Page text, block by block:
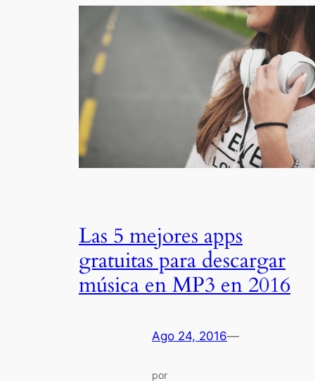
Las 5 mejores apps
gratuitas para descargar
música en MP3 en 2016
Ago 24, 2016—
por